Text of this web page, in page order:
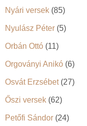
Nyári versek (85)
Nyulász Péter (5)
Orbán Ottó (11)
Orgoványi Anikó (6)
Osvát Erzsébet(27)
Őszi versek (62)
Petőfi Sándor (24)